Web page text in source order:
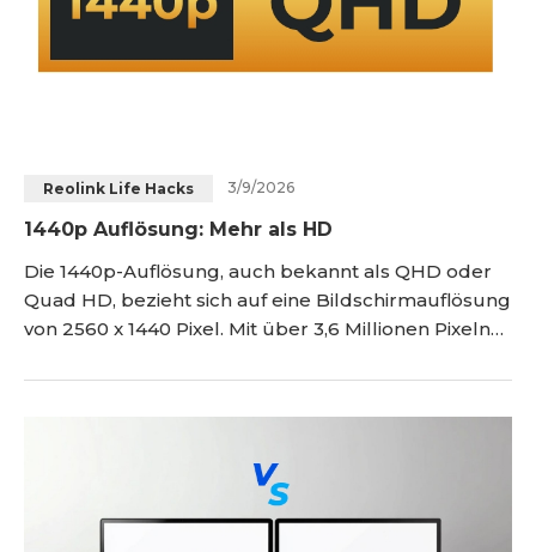
Reolink Life Hacks 3/9/2026
1440p Auflösung: Mehr als HD
Die 1440p-Auflösung, auch bekannt als QHD oder
Quad HD, bezieht sich auf eine Bildschirmauflösung
von 2560 x 1440 Pixel. Mit über 3,6 Millionen Pixeln
(Full HD) und 4K und bietet im Vergleich zu 1080p
ein verbessertes visuelles Erlebnis. In diesem
welche Vorteile sie bietet, welche Anwendung